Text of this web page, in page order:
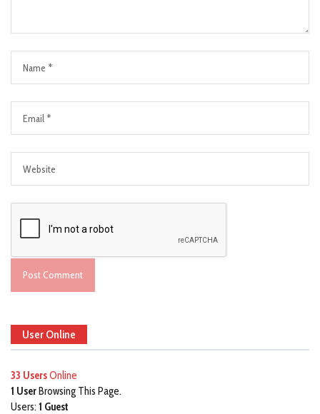
User Online
33 UsersOnline
1 UserBrowsing This Page.
Users: 1 Guest